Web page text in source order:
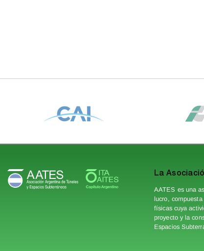
La
AATES es una
lucro,
físicas cuya
proyecto y la
Espacios